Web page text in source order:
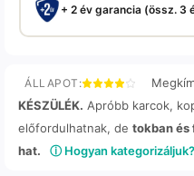
+ 2 év garancia (össz. 3
ÁLLAPOT:
KÉSZÜLÉK. Apróbb karcok,
előfordulhatnak, de tokban
hat.
ⓘ Hogyan kategorizáljuk?